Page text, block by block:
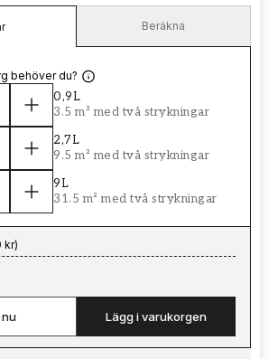
Beräkna
behöver du?
0,9L
3.5 m² med två strykningar
2,7L
9.5 m² med två strykningar
9L
31.5 m² med två strykningar
kr)
nu Lägg i varukorgen